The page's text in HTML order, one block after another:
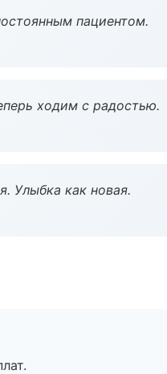
пациентом.
ходим с радостью.
Улыбка как новая.